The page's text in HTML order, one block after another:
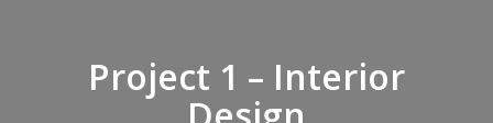
Project 1 – Interior